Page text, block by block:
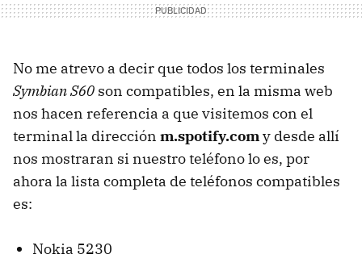
No me atrevo a decir que todos los terminales
Symbian S60 son compatibles, en la misma web
nos hacen referencia a que visitemos con el
terminal la dirección m.spotify.comy desde allí
nos mostraran si nuestro teléfono lo es, por
ahora la lista completa de teléfonos compatibles
es:
Nokia 5230